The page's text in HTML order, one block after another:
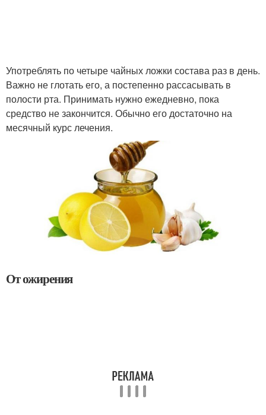
Употреблять по четыре чайных ложки состава раз в день.
Важно не глотать его, а постепенно рассасывать в
полости рта. Принимать нужно ежедневно, пока
средство не закончится. Обычно его достаточно на
месячный курс лечения.
От ожирения